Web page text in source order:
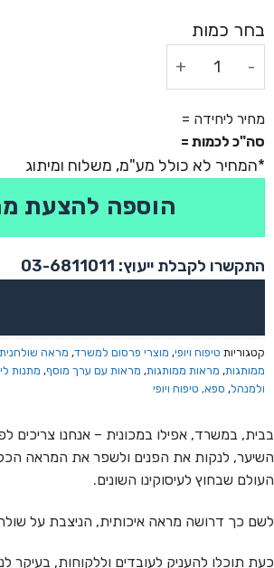
סה"כ לכמות =
מחיר ליחידה =
הוספה להצעת
התקשרו לקבלת ייעוץ: 03-6811011
קטגוריות טיפוח ויופי, מוצרי פרסום למשרד, מראה
ממותגות, מראות ממותגות, מראות עם ערך מוסף, מתנות
ולמנהל, ספא, טיפוח ויופי
בבית, במשרד, אפילו במכונית – אנחנו צריכים
השיער, לנקות את הפנים ולשפר את המראה
העולם שבחוץ לעיסוקינו השונים.
לשם כך דרושה מראה איכותית, הניצבת על
כעת תוכלו להעניק לעובדים וללקוחות, בעיקר